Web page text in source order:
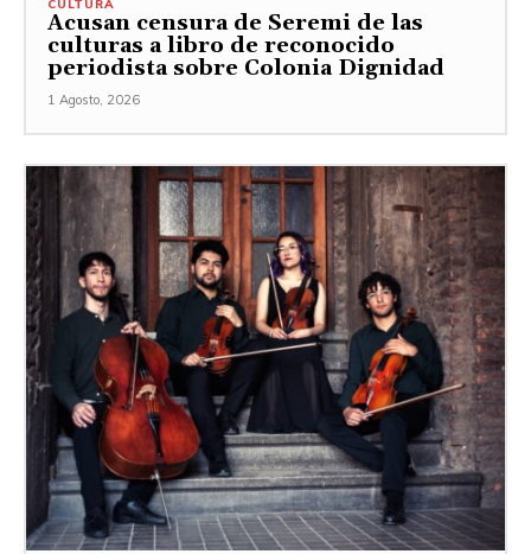
CULTURA
Acusan censura de Seremi de las
culturas a libro de reconocido
periodista sobre Colonia Dignidad
1 Agosto, 2026